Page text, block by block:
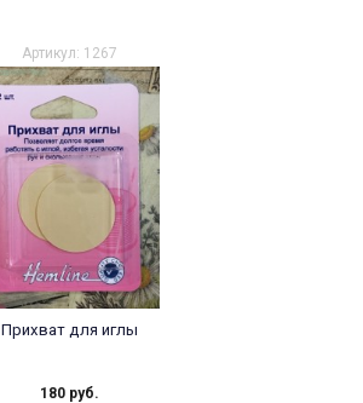
Артикул: 1267
Прихват для иглы
180 руб.